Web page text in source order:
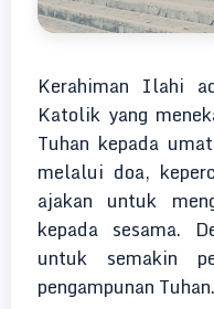
Kerahiman Ilahi
Katolik yang
Tuhan kepada
melalui doa,
ajakan untuk
kepada sesama.
untuk semakin
pengampunan Tuhan.